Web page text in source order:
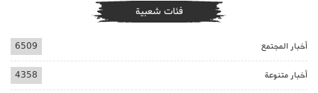
فئات شعبية
أخبار المجتمع 6509
أخبار متنوعة 4358